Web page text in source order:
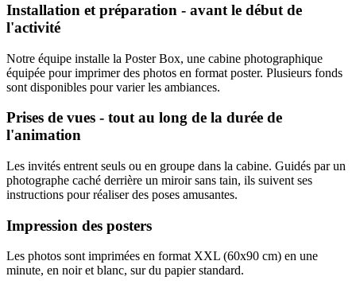
Installation et préparation - avant le début de
l'activité
Notre équipe installe la Poster Box, une cabine photographique
équipée pour imprimer des photos en format poster. Plusieurs fonds
sont disponibles pour varier les ambiances.
Prises de vues - tout au long de la durée de
l'animation
Les invités entrent seuls ou en groupe dans la cabine. Guidés par un
photographe caché derrière un miroir sans tain, ils suivent ses
instructions pour réaliser des poses amusantes.
Impression des posters
Les photos sont imprimées en format XXL (60x90 cm) en une
minute, en noir et blanc, sur du papier standard.